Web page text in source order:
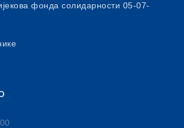
фонда солидарности 05-07-